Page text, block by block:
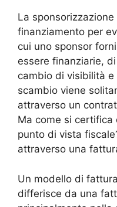
La
finanziamento per
cui uno sponsor
essere finanziarie,
cambio di visibilità
scambio viene
attraverso un
Ma come si certifica
punto di vista
attraverso una
Un modello di
differisce da una